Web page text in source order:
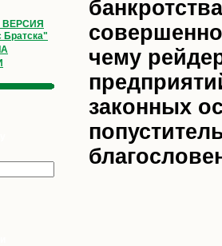
ВЕРСИЯ
чему
законных